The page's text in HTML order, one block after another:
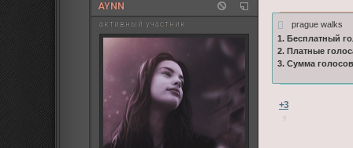
AYNN
активный участник
prague walks
1. Бесплатный
2. Платные
3. Сумма
+3